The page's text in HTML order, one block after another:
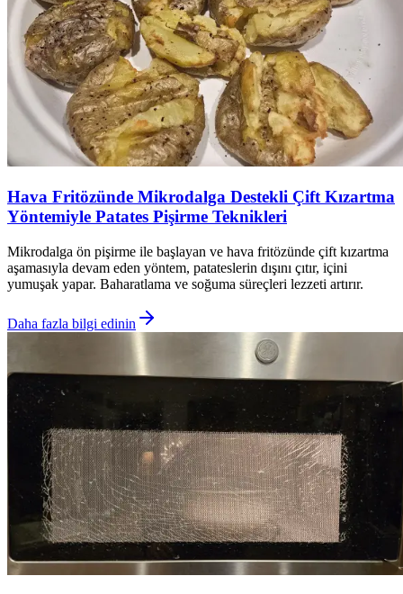
Hava Fritözünde Mikrodalga Destekli Çift Kızartma
Yöntemiyle Patates Pişirme Teknikleri
Mikrodalga ön pişirme ile başlayan ve hava fritözünde çift kızartma
aşamasıyla devam eden yöntem, patateslerin dışını çıtır, içini
yumuşak yapar. Baharatlama ve soğuma süreçleri lezzeti artırır.
Daha fazla bilgi edinin